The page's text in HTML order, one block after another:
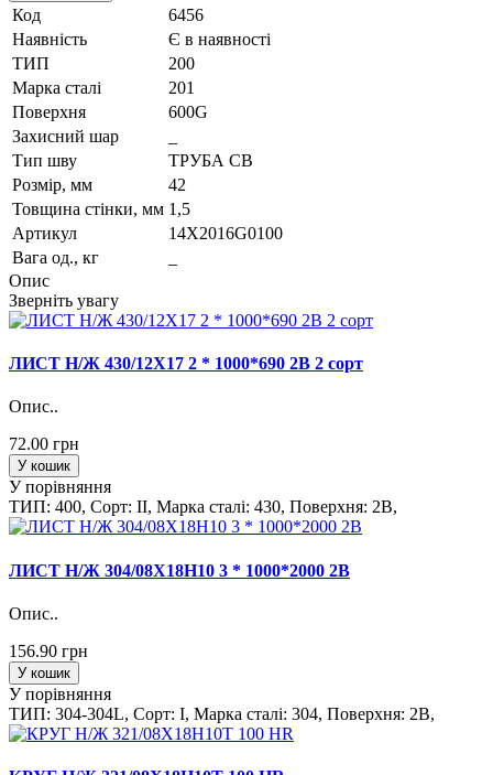
Код
6456
Наявність
Є в наявності
ТИП
200
Марка сталi
201
Поверхня
600G
Захисний шар
Тип шву
ТРУБА СВ
Розмір, мм
42
Товщина стінки, мм 1,5
Артикул
14X2016G0100
Вага од., кг
Опис
Зверніть увагу
ЛИСТ Н/Ж 430/12Х17 2 * 1000*690 2B 2 сорт
Опис..
72.00 грн
У кошик
У порівняння
ТИП: 400, Сорт: II, Марка сталi: 430, Поверхня: 2B,
ЛИСТ Н/Ж 304/08Х18Н10 3 * 1000*2000 2B
Опис..
156.90 грн
У кошик
У порівняння
ТИП: 304-304L, Сорт: I, Марка сталi: 304, Поверхня: 2B,